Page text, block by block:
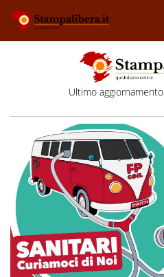
Ultimo aggiornamento